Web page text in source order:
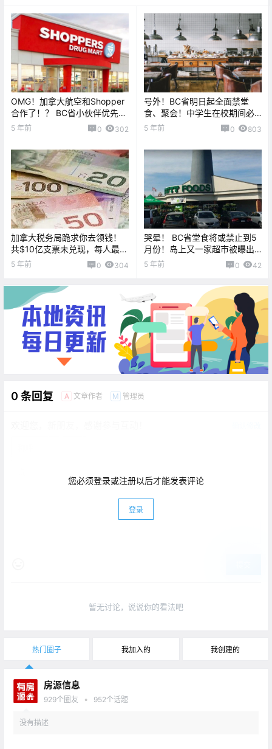
OMG！加拿大航空和Shopper
合作了！？ BC省小伙伴优先约
核酸检测？
5 年前 0 302
号外！BC省明日起全面禁堂
食、聚会！中学生在校期间必
须戴口罩！
5 年前 0 803
加拿大税务局跪求你去领钱！
共$10亿支票未兑现，每人最多
几千刀！
5 年前 0 304
哭晕！ BC省堂食将或禁止到5
月份！岛上又一家超市被曝出
疫情感染。。。
5 年前 0 42
0 条回复 A 文章作者 M 管理员
您必须登录或注册以后才能发表评论
登录
暂无讨论，说说你的看法吧
热门圈子 我加入的 我创建的
房源信息
929个圈友 • 952个话题
没有描述